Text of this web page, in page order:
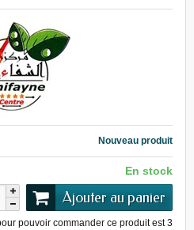
Nouveau produit
En stock
Ajouter au panier
pouvoir commander ce produit est3